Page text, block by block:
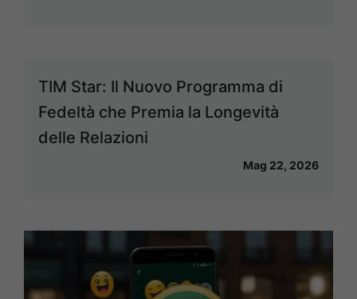
TIM Star: Il Nuovo Programma di
Fedeltà che Premia la Longevità
delle Relazioni
Mag 22, 2026